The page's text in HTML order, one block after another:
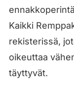
Kaikki
rekisterissä,
oikeuttaa
täyttyvät.